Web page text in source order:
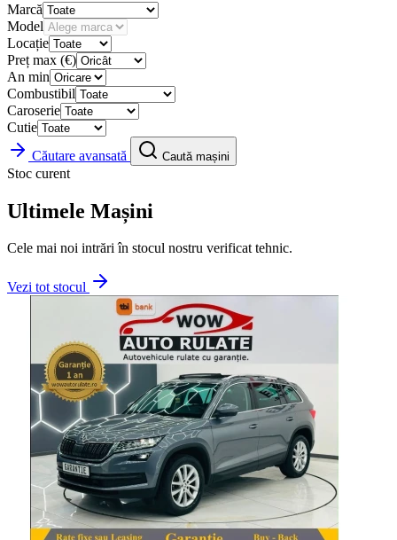
Marcă
Model
Locație
Preț max (€)
An min
Combustibil
Caroserie
Cutie
Căutare avansată
Caută mașini
Stoc curent
Ultimele Mașini
Cele mai noi intrări în stocul nostru verificat tehnic.
Vezi tot stocul